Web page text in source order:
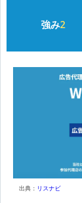
強み2
出典： リスナビ